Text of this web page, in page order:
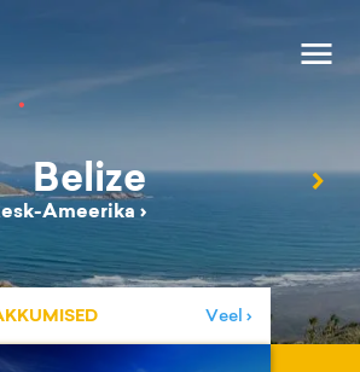
Belize
Ameerika ›
›
Veel ›